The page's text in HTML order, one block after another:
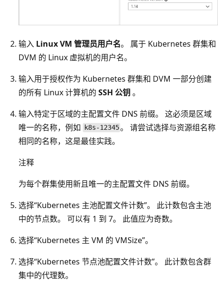
输入 Linux VM 管理员用户名。 属于 Kubernetes 群集和
DVM 的 Linux 虚拟机的用户名。
输入用于授权作为 Kubernetes 群集和 DVM 一部分创建
的所有 Linux 计算机的 SSH 公钥。
输入特定于区域的主配置文件 DNS 前缀。
这必须是区域
唯一的名称，例如
k8s-12345。 请尝试选择与资源组名称
相同的名称，这是最佳实践。
注释
为每个群集使用新且唯一的主配置文件 DNS 前缀。
选择“Kubernetes 主池配置文件计数”。 此计数包含主池
中的节点数。 可以有 1 到 7。 此值应为奇数。
选择“Kubernetes 主 VM 的 VMSize”。
选择“Kubernetes 节点池配置文件计数”。
此计数包含群
集中的代理数。